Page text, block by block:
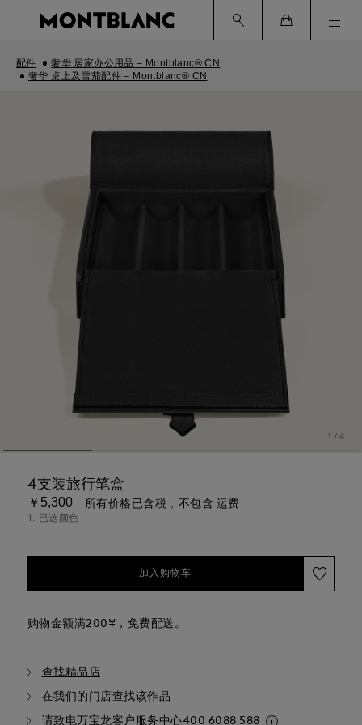
配件
奢华 居家办公用品 – Montblanc® CN
奢华 桌上及雪茄配件 – Montblanc® CN
1 / 4
4支装旅行笔盒
￥5,300 所有价格已含税，不包含 运费
1. 已选颜色
加入购物车
购物金额满200¥，免费配送。
查找精品店
在我们的门店查找该作品
请致电万宝龙客户服务中心400 6088 588